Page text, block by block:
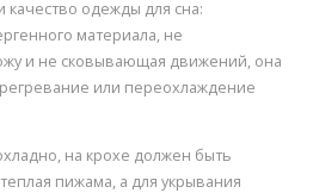
одежды для сна:
материала, не
и не сковывающая движений, она
или переохлаждение
на крохе должен быть
пижама, а для укрывания